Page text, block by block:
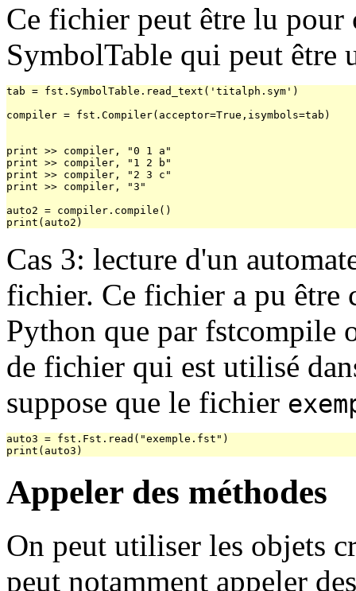
Ce fichier peut être lu pour
SymbolTable qui peut être
tab = fst.SymbolTable.read_text('titalph.sym')
compiler = fst.Compiler(acceptor=True,isymbols=tab)
print >> compiler, "0 1 a"
print >> compiler, "1 2 b"
print >> compiler, "2 3 c"
print >> compiler, "3"
auto2 = compiler.compile()
Cas 3: lecture d'un
fichier. Ce fichier a pu être
Python que par fstcompile
de fichier qui est utilisé
suppose que le fichier
auto3 = fst.Fst.read("exemple.fst")
Appeler des méthodes
On peut utiliser les objets
peut notamment appeler